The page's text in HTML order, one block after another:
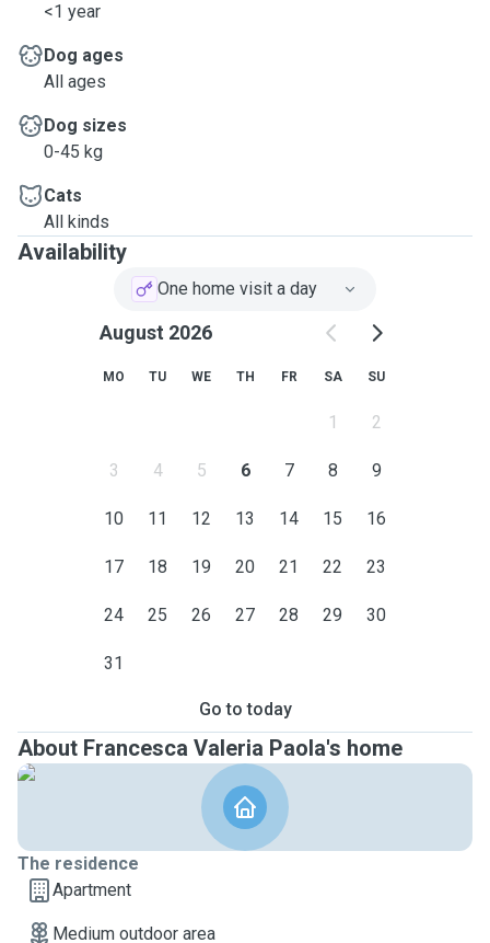
<1 year
Dog ages
All ages
Dog sizes
0-45 kg
Cats
All kinds
Availability
One home visit a day
August 2026
MO TU WE TH FR SA SU
1 2
3 4 5 6 7 8 9
10 11 12 13 14 15 16
17 18 19 20 21 22 23
24 25 26 27 28 29 30
31
Go to today
About Francesca Valeria Paola's home
The residence
Apartment
Medium outdoor area